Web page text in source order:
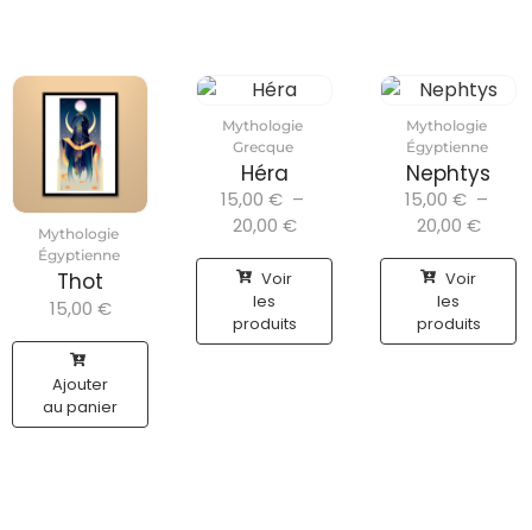
Mythologie
Égyptienne
Thot
15,00 €
Ajouter
au panier
Mythologie
Grecque
Héra
15,00 € –
20,00 €
Voir
les
produits
Mythologie
Égyptienne
Nephtys
15,00 € –
20,00 €
Voir
les
produits